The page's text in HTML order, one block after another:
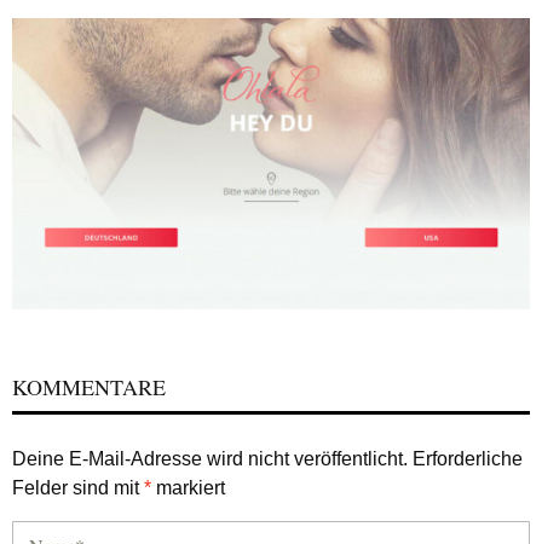
KOMMENTARE
Deine E-Mail-Adresse wird nicht veröffentlicht. Erforderliche
Felder sind mit* markiert